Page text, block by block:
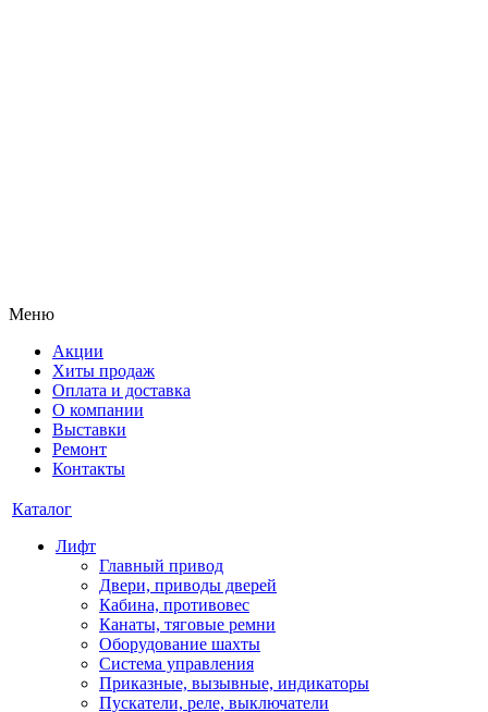
Меню
Акции
Хиты продаж
Оплата и доставка
О компании
Выставки
Ремонт
Контакты
Каталог
Лифт
Главный привод
Двери, приводы дверей
Кабина, противовес
Канаты, тяговые ремни
Оборудование шахты
Система управления
Приказные, вызывные, индикаторы
Пускатели, реле, выключатели